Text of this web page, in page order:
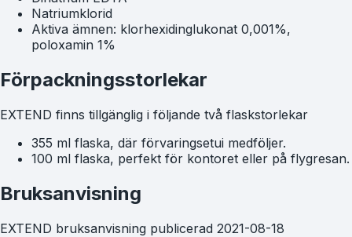
Natriumklorid
Aktiva ämnen: klorhexidinglukonat 0,001%,
poloxamin 1%
Förpackningsstorlekar
EXTEND finns tillgänglig i följande två flaskstorlekar
355 ml flaska, där förvaringsetui medföljer.
100 ml flaska, perfekt för kontoret eller på flygresan.
Bruksanvisning
EXTEND bruksanvisning publicerad 2021-08-18